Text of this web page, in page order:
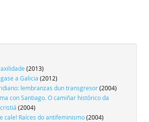
(2013)
a Galicia (2012)
lembranzas dun transgresor(2004)
con Santiago. O camiñar histórico da
(2004)
cale! Raíces do antifeminismo(2004)